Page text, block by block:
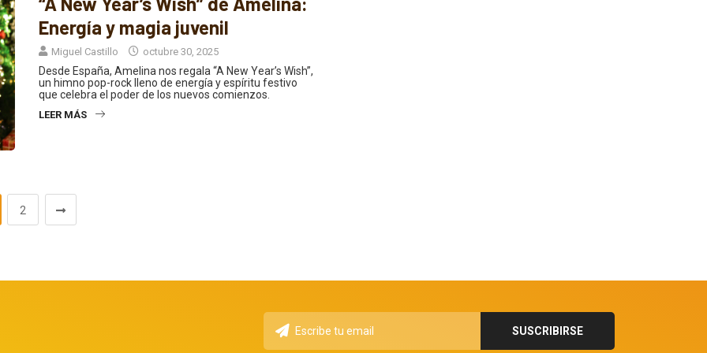
Energía y magia juvenil
Miguel Castillo octubre 30, 2025
Desde España, Amelina nos regala “A New Year’s Wish”,
un himno pop-rock lleno de energía y espíritu festivo
que celebra el poder de los nuevos comienzos.
LEER MÁS
2